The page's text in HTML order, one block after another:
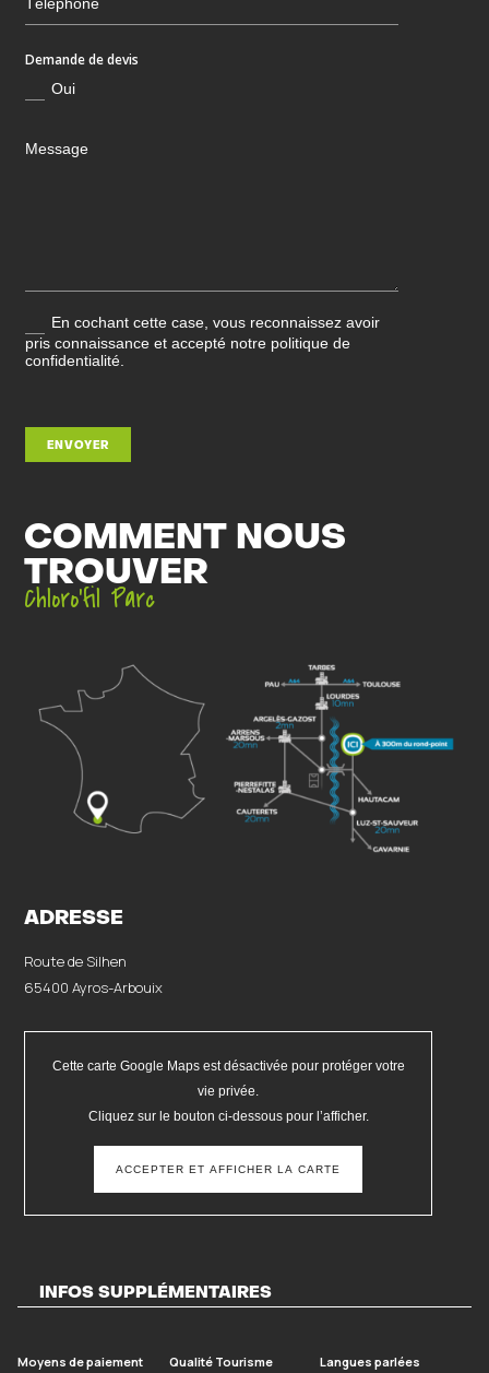
Demande de devis
Oui
En cochant cette case, vous reconnaissez avoir
pris connaissance et accepté notre politique de
confidentialité.
ENVOYER
COMMENT NOUS
TROUVER
Chloro’fil Parc
ADRESSE
Route de Silhen
65400 Ayros-Arbouix
Cette carte Google Maps est désactivée pour protéger votre
vie privée.
Cliquez sur le bouton ci-dessous pour l’afficher.
ACCEPTER ET AFFICHER LA CARTE
INFOS SUPPLÉMENTAIRES
Moyens de paiement Qualité Tourisme
Langues parlées